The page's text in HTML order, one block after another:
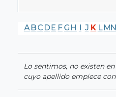
A BC DE F G H I J K LMN
Lo sentimos, no existen
cuyo apellido empiece